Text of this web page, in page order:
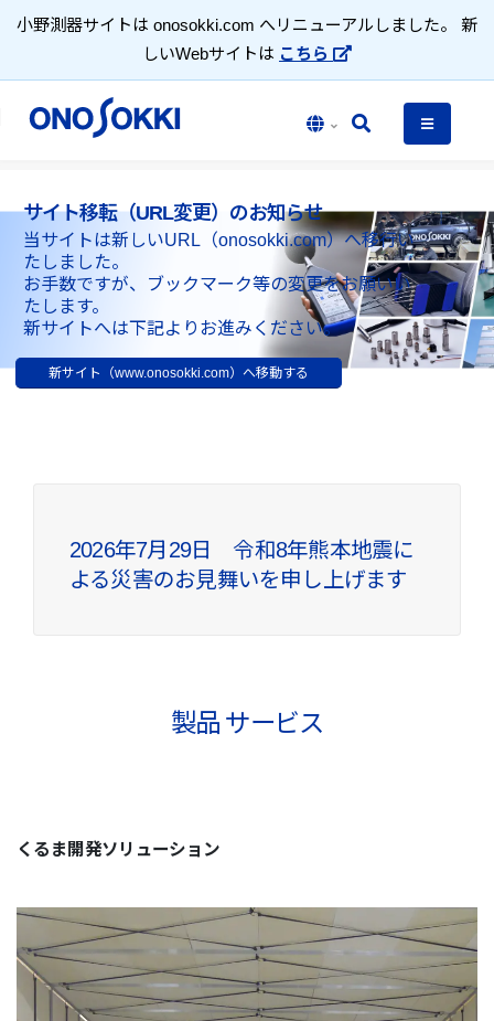
小野測器サイトは onosokki.com へリニューアルしました。 新
しいWebサイトは こちら
サイト移転（URL変更）のお知らせ
当サイトは新しいURL（onosokki.com）へ移行い
たしました。
お手数ですが、ブックマーク等の変更をお願いい
たします。
新サイトへは下記よりお進みください。
新サイト（www.onosokki.com）へ移動する
2026年7月29日 令和8年熊本地震に
よる災害のお見舞いを申し上げます
製品 サービス
くるま開発ソリューション